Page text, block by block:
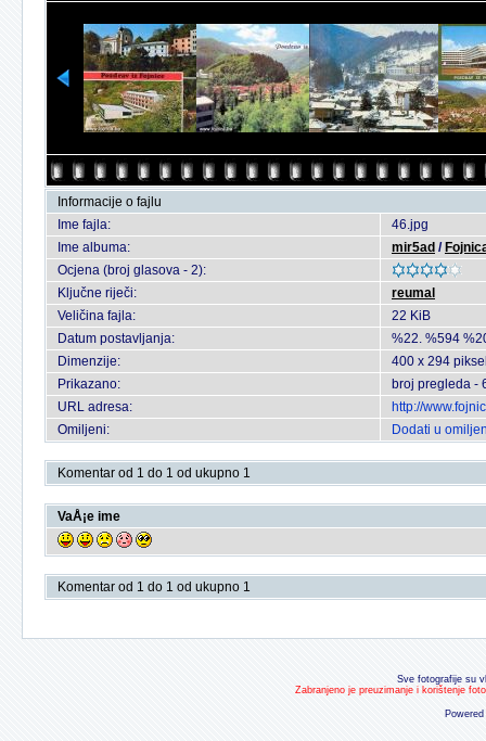
Informacije o fajlu
Ime fajla:
46.jpg
Ime albuma:
mir5ad /
Ocjena (broj glasova - 2):
Ključne riječi:
reumal
Veličina fajla:
22 KiB
Datum postavljanja:
%22. %594
Dimenzije:
400 x 294
Prikazano:
broj pregleda -
URL adresa:
http://
Omiljeni:
Dodati u
Komentar od 1 do 1 od ukupno 1
VaÅ¡e ime
Komentar od 1 do 1 od ukupno 1
Sve fotografije su
Zabranjeno je preuzimanje i korištenje